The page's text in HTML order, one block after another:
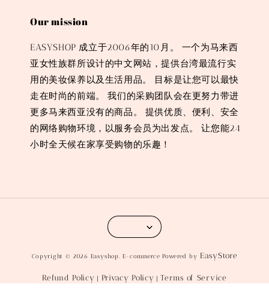
Our mission
EASYSHOP 成立于2006年的10月。 一个为马来西
亚女性族群所设计的中文网站，提供台湾最流行实
用的美妆保养以及生活用品。 目标是让您可以最快
走在时尚的前端。 我们的采购团队会在更努力带进
更多马来西亚没有的商品。 提供优质、便利、安全
的网络购物环境，以服务会员为出发点。 让您能24
小时全天候在家享受购物的乐趣！
Copyright © 2026 Easyshop. E-commerce Powered by EasyStore
Refund Policy Privacy Policy Terms of Service